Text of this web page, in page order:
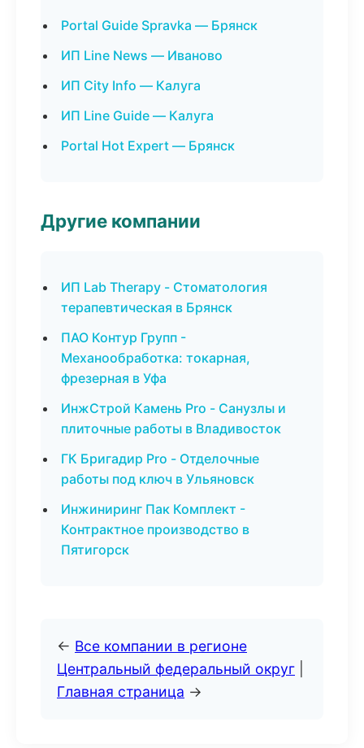
Portal Guide Spravka — Брянск
ИП Line News — Иваново
ИП City Info — Калуга
ИП Line Guide — Калуга
Portal Hot Expert — Брянск
Другие компании
ИП Lab Therapy - Стоматология
терапевтическая в Брянск
ПАО Контур Групп -
Механообработка: токарная,
фрезерная в Уфа
ИнжСтрой Камень Pro - Санузлы и
плиточные работы в Владивосток
ГК Бригадир Pro - Отделочные
работы под ключ в Ульяновск
Инжиниринг Пак Комплект -
Контрактное производство в
Пятигорск
← Все компании в регионе
Центральный федеральный округ
Главная страница →